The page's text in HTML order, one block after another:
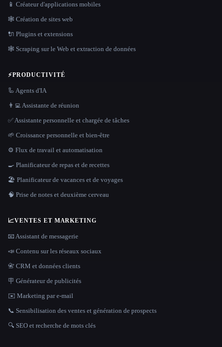
📱 Créateur d'applications mobiles
🕸 Création de sites web
🔌 Plugins et extensions
🕸️ Scraping sur le Web et extraction de données
⚡PRODUCTIVITÉ
🦾 Agents d'IA
👨‍💻 Assistante de réunion
✅ Assistante personnelle et chargée de tâches
🌱 Croissance personnelle et bien-être
⚙️ Flux de travail et automatisation
🍳 Planificateur de repas et de recettes
🏖 Planificateur de vacances et de voyages
🧠 Prise de notes et deuxième cerveau
📈VENTES ET MARKETING
📧 Assistant de messagerie
📣 Contenu sur les réseaux sociaux
📇 CRM et données clients
🪧 Générateur de publicités
✉️ Marketing par e-mail
📞 Sensibilisation des ventes et génération de prospects
🔍 SEO et recherche de mots clés